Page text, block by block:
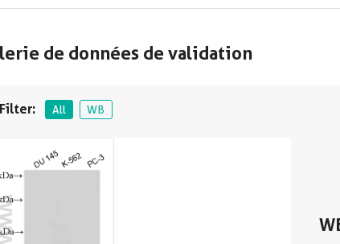
de données de validation
Filter: All WB